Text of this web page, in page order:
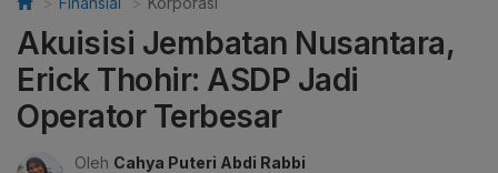
Akuisisi Jembatan Nusantara,
Erick Thohir: ASDP Jadi
Operator Terbesar
Oleh Cahya Puteri Abdi Rabbi